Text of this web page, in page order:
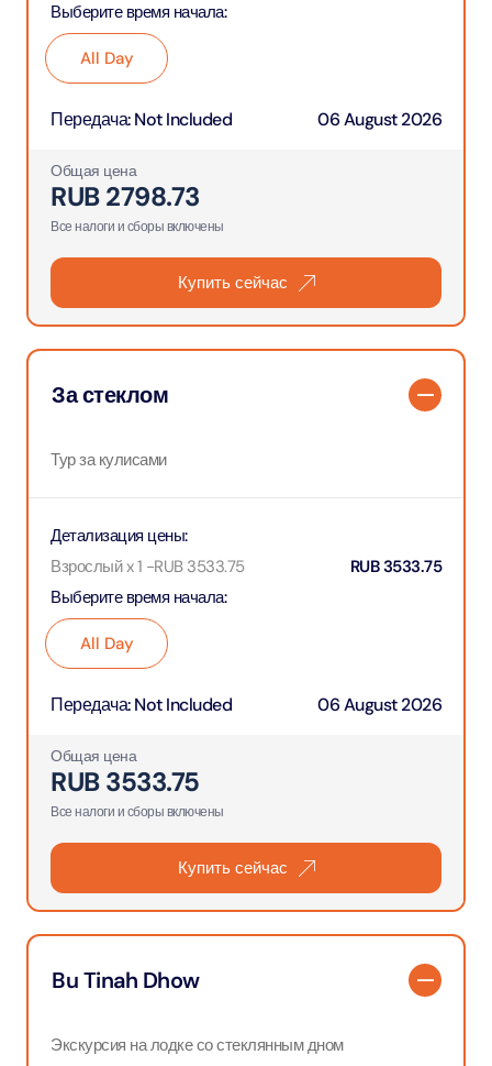
Выберите время начала:
All Day
Передача:Not Included 06 August 2026
Общая цена
RUB2798.73
Все налоги и сборы включены
Купить сейчас
За стеклом
Тур за кулисами
Выберите время начала:
All Day
Детализация цены:
Взрослый x 1 -RUB 3533.75 RUB3533.75
Передача:Not Included 06 August 2026
Общая цена
RUB3533.75
Все налоги и сборы включены
Купить сейчас
Bu Tinah Dhow
Экскурсия на лодке со стеклянным дном